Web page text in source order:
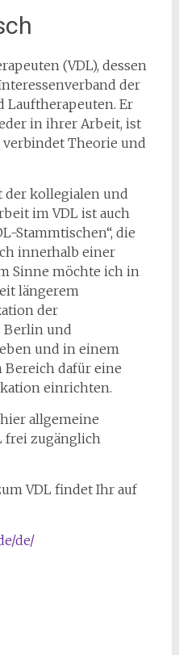
(VDL), dessen
der
Er
in ihrer Arbeit, ist
Theorie und
der kollegialen und
im VDL ist auch
Stammtischen“, die
innerhalb einer
Sinne möchte ich in
längerem
der
Berlin und
und in einem
Bereich dafür eine
einrichten.
allgemeine
frei zugänglich
VDL findet Ihr auf
de/